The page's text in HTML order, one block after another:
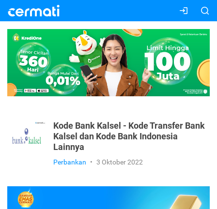
Kode Bank Kalsel - Kode Transfer Bank
Kalsel dan Kode Bank Indonesia
Lainnya
Perbankan • 3 Oktober 2022